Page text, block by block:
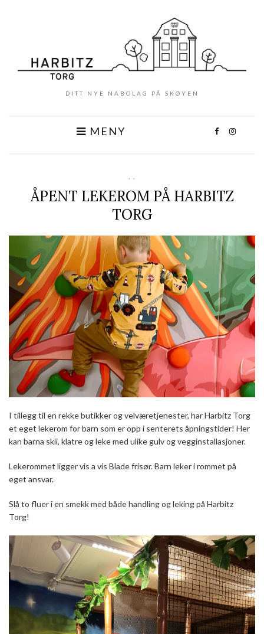
DITT NYE NABOLAG PÅ SKØYEN
MENY
ÅPENT LEKEROM PÅ HARBITZ
TORG
I tillegg til en rekke butikker og velværetjenester, har Harbitz Torg
et eget lekerom for barn som er opp i senterets åpningstider! Her
kan barna skli, klatre og leke med ulike gulv og vegginstallasjoner.
Lekerommet ligger vis a vis Blade frisør. Barn leker i rommet på
eget ansvar.
Slå to fluer i en smekk med både handling og leking på Harbitz
Torg!